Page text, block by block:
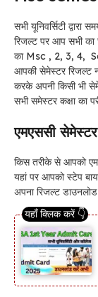
सभी यूनिवर्सिटी
रिजल्ट पर आप सभी का
का Msc , 2, 3, 4,
आपकी सेमेस्टर रिजल्ट
करके अपनी किसी भी
सभी समेस्टर कक्षा का
एमएससी
किस तरीके से आपको
यहां पर आपको स्टेप
अपना रिजल्ट